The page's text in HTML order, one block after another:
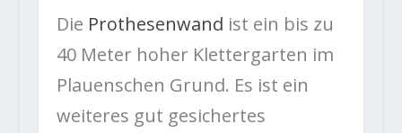
Die Prothesenwand ist ein bis zu
40 Meter hoher Klettergarten im
Plauenschen Grund. Es ist ein
weiteres gut gesichertes